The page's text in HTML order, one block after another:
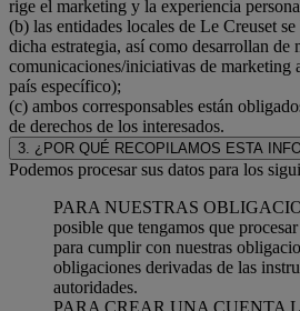
rige el marketing y la experiencia
(b) las entidades locales de Le Creuset
dicha estrategia, así como desarrollan de
comunicaciones/iniciativas de marketing
país específico);
(c) ambos corresponsables están
de derechos de los interesados.
3. ¿POR QUÉ RECOPILAMOS ESTA
Podemos procesar sus datos para los
PARA NUESTRAS
posible que tengamos que
para cumplir con nuestras
obligaciones derivadas de las
autoridades.